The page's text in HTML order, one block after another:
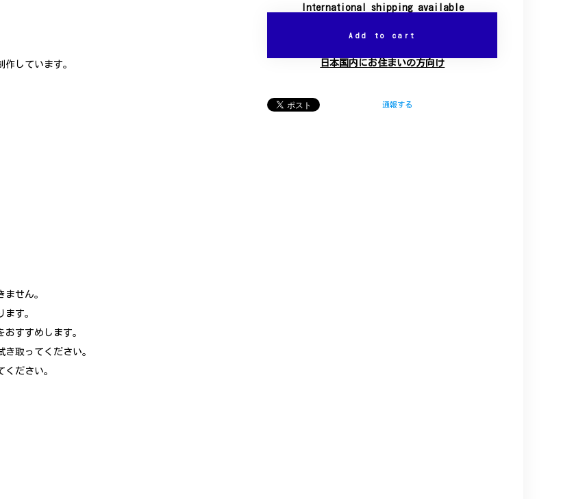
しています。
せん。
す。
すすめします。
取ってください。
ださい。
International shipping available
Add to cart
日本国内にお住まいの方向け
通報する